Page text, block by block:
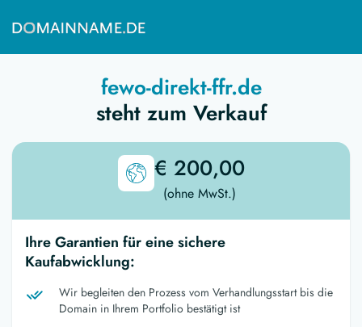
fewo-direkt-ffr.de
steht zum Verkauf
€ 200,00
(ohne MwSt.)
Ihre Garantien für eine sichere
Kaufabwicklung:
Wir begleiten den Prozess vom Verhandlungsstart bis die
Domain in Ihrem Portfolio bestätigt ist